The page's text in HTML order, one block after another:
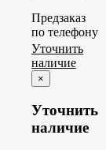
Предзаказ
по телефону
Уточнить
наличие
×
Уточнить
наличие